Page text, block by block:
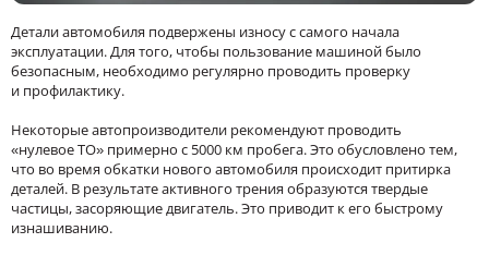
Детали автомобиля подвержены износу с самого начала
эксплуатации. Для того, чтобы пользование машиной было
безопасным, необходимо регулярно проводить проверку
и профилактику.
Некоторые автопроизводители рекомендуют проводить
«нулевое ТО» примерно с 5000 км пробега. Это обусловлено тем,
что во время обкатки нового автомобиля происходит притирка
деталей. В результате активного трения образуются твердые
частицы, засоряющие двигатель. Это приводит к его быстрому
изнашиванию.